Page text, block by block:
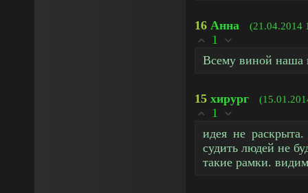
16 Анна (21.04.2014
1
Всему виной наша
15 хирург
1
идея не
судить людей не
такие рамки.